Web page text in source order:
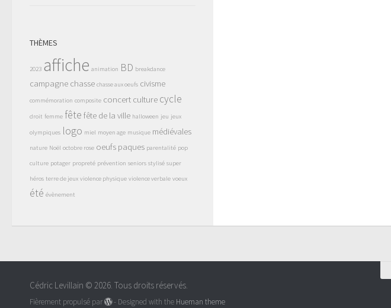
THÈMES
2023 affiche animation BD breakdance
campagne chasse chasse aux oeufs civisme
commémoration composite concert culture cycle
droit femme fête fête de la ville halloween jeu jeux
olympiques logo miel moyen age musique médiévales
nature Noël octobre rose oeufs paques parentalité pop
culture potager propreté prévention seniors stylisé super
héros terre de jeux violence physique violence verbale voeux
été évènement
Cédric Levillain © 2026. Tous droits réservés.
Fièrement propulsé par - Designed with the Hueman theme